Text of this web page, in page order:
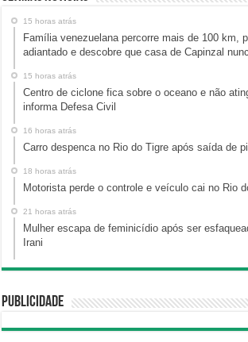
15 horas atrás
Família venezuelana percorre mais de 100 km,
adiantado e descobre que casa de Capinzal
15 horas atrás
Centro de ciclone fica sobre o oceano e não
informa Defesa Civil
16 horas atrás
Carro despenca no Rio do Tigre após saída de
18 horas atrás
Motorista perde o controle e veículo cai no Rio
21 horas atrás
Mulher escapa de feminicídio após ser
Irani
Publicidade